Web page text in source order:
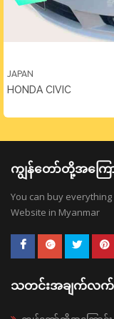
JAPAN
HONDA CIVIC
ကျွန်တော်တို့အကြေ
You can buy
Website in Myanmar
သတင်းအချက်လက်